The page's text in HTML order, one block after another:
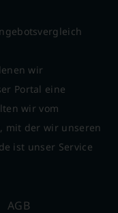
wir
Portal eine
wir vom
mit der wir unseren
ist unser Service
AGB